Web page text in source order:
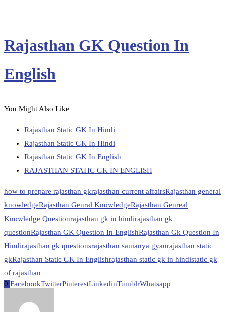
Rajasthan GK Question In
English
You Might Also Like
Rajasthan Static GK In Hindi
Rajasthan Static GK In Hindi
Rajasthan Static GK In English
RAJASTHAN STATIC GK IN ENGLISH
how to prepare rajasthan gkrajasthan current affairsRajasthan general
knowledgeRajasthan Genral KnowledgeRajasthan Genreal
Knowledge Questionrajasthan gk in hindirajasthan gk
questionRajasthan GK Question In EnglishRajasthan Gk Question In
Hindirajasthan gk questionsrajasthan samanya gyanrajasthan static
gkRajasthan Static GK In Englishrajasthan static gk in hindistatic gk
of rajasthan
0 FacebookTwitterPinterestLinkedinTumblrWhatsapp